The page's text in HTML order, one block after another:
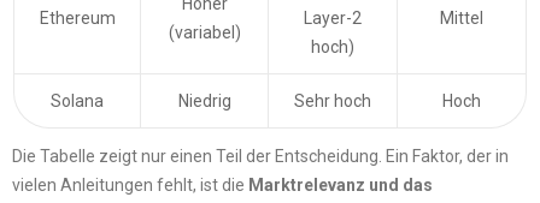
Ethereum
(variabel)
Layer-2
hoch)
Mittel
Solana Niedrig Sehr hoch Hoch
Die Tabelle zeigt nur einen Teil der Entscheidung. Ein Faktor, der in
vielen Anleitungen fehlt, ist die Marktrelevanz und das